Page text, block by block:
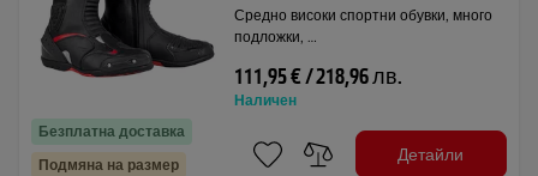
Безплатна доставка
Подмяна на размер
Средно високи спортни обувки, много
подложки, …
111,95 € / 218,96 лв.
Наличен
Детайли